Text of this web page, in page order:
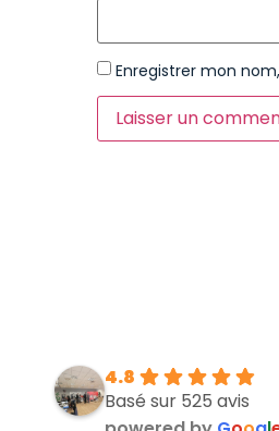
Enregistrer mon
4.8
Basé sur 525 avis